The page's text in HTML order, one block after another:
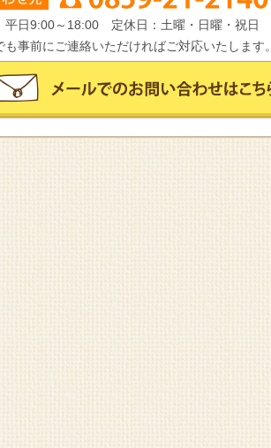
平日9:00～18:00 定休日：土曜・日曜・祝日
事前にご連絡いただければご対応いたします。